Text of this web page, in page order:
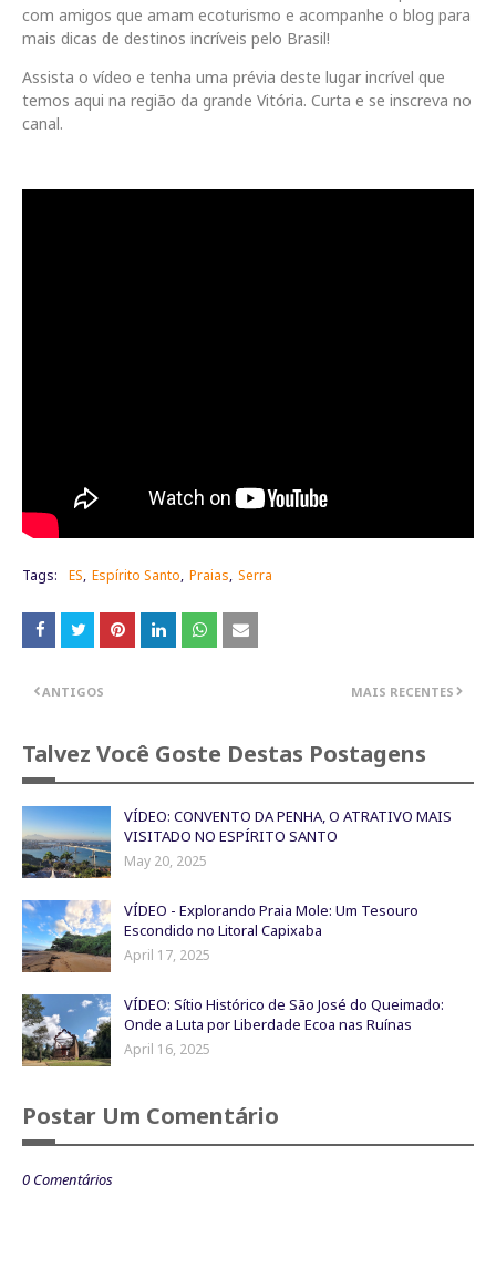
com amigos que amam ecoturismo e acompanhe o blog para
mais dicas de destinos incríveis pelo Brasil!
Assista o vídeo e tenha uma prévia deste lugar incrível que
temos aqui na região da grande Vitória. Curta e se inscreva no
canal.
Tags: ES Espírito Santo Praias Serra
MAIS RECENTES
ANTIGOS
Talvez Você Goste Destas Postagens
VÍDEO: CONVENTO DA PENHA, O ATRATIVO MAIS
VISITADO NO ESPÍRITO SANTO
May 20, 2025
VÍDEO - Explorando Praia Mole: Um Tesouro
Escondido no Litoral Capixaba
April 17, 2025
VÍDEO: Sítio Histórico de São José do Queimado:
Onde a Luta por Liberdade Ecoa nas Ruínas
April 16, 2025
Postar Um Comentário
0 Comentários